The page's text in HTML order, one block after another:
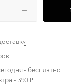
- бесплатно
- 390 ₽